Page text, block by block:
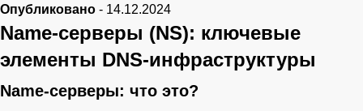
Опубликовано - 14.12.2024
Name-серверы (NS): ключевые
элементы DNS-инфраструктуры
Name-серверы: что это?